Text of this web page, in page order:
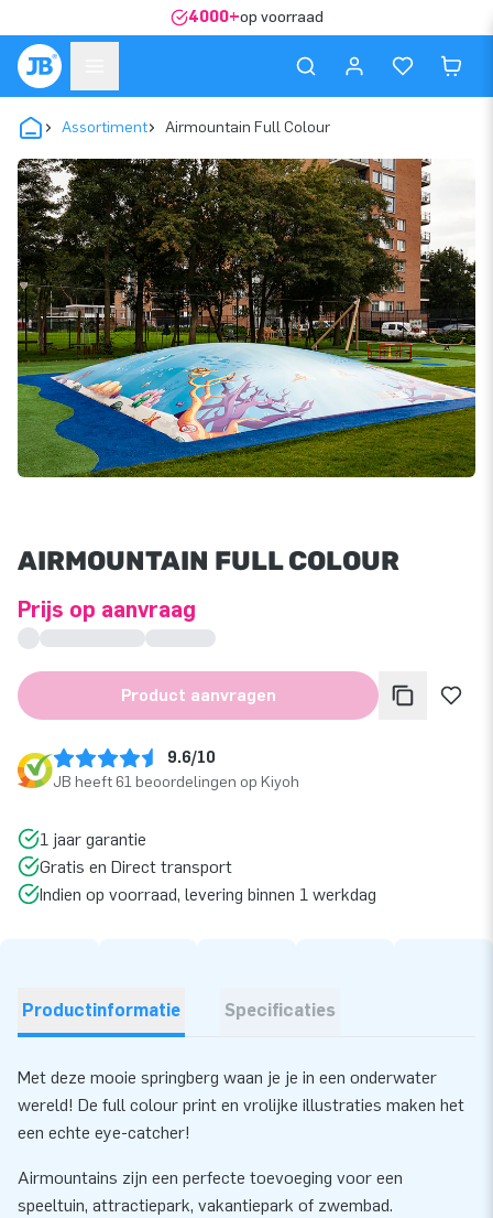
4000+op voorraad
Assortiment Airmountain Full Colour
AIRMOUNTAIN FULL COLOUR
Prijs op aanvraag
Product aanvragen
9.6/10
JB heeft 61 beoordelingen op Kiyoh
1 jaar garantie
Gratis en Direct transport
Indien op voorraad, levering binnen 1 werkdag
Productinformatie Specificaties
Met deze mooie springberg waan je je in een onderwater
wereld! De full colour print en vrolijke illustraties maken het
een echte eye-catcher!
Airmountains zijn een perfecte toevoeging voor een
speeltuin, attractiepark, vakantiepark of zwembad.